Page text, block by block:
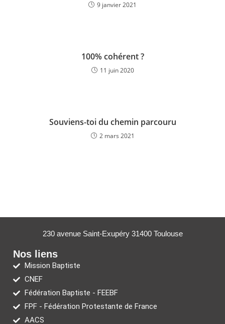
9 janvier 2021
100% cohérent ?
11 juin 2020
Souviens-toi du chemin parcouru
2 mars 2021
230 avenue Saint-Exupéry 31400 Toulouse
Nos liens
Mission Baptiste
CNEF
Fédération Baptiste - FEEBF
FPF - Fédération Protestante de France
AACS